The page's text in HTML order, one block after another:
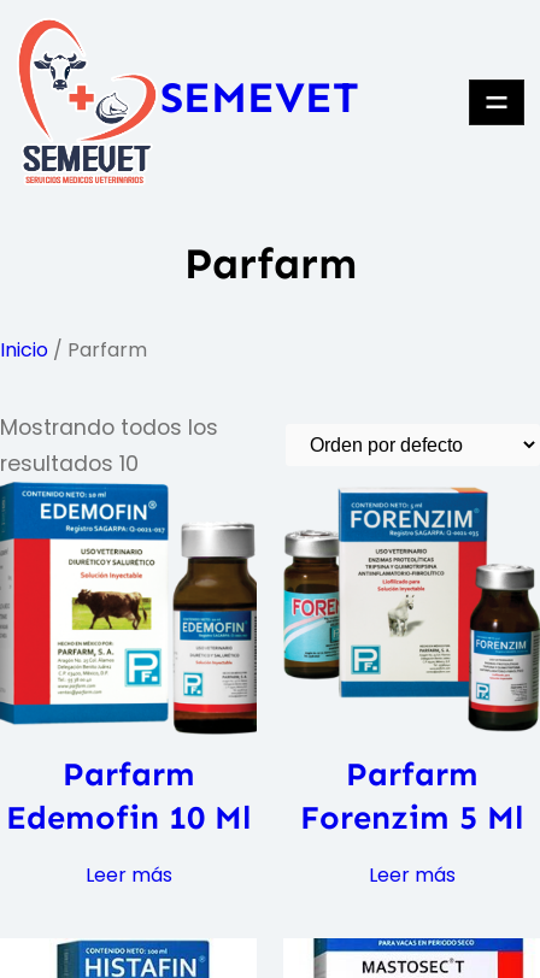
Saltar
contenido
SEMEVET
Parfarm
Inicio / Parfarm
Mostrando todos los
resultados 10
Parfarm
Edemofin 10 Ml
Leer más
Parfarm
Forenzim 5 Ml
Leer más